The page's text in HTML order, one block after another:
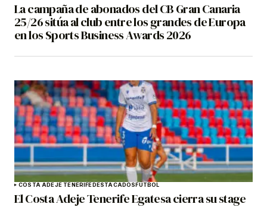
La campaña de abonados del CB Gran Canaria
25/26 sitúa al club entre los grandes de Europa
en los Sports Business Awards 2026
COSTA ADEJE TENERIFEDESTACADOSFÚTBOL
El Costa Adeje Tenerife Egatesa cierra su stage